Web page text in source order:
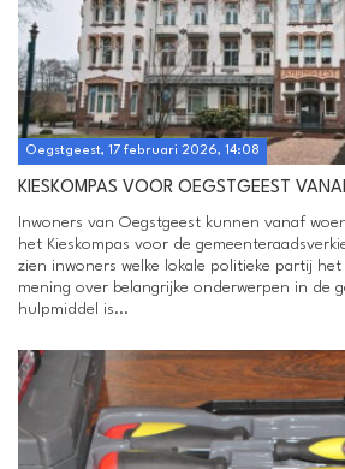
Oegstgeest, 17 februari 2026, 14:08
KIESKOMPAS VOOR OEGSTGEEST
Inwoners van Oegstgeest kunnen vanaf
het Kieskompas voor de
zien inwoners welke lokale politieke partij
mening over belangrijke onderwerpen in de
hulpmiddel is...